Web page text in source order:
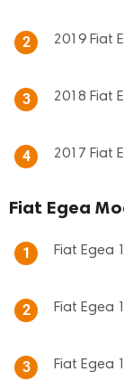
2 2019 Fiat
3 2018 Fiat
4 2017 Fiat
Fiat Egea
1 Fiat Egea
2 Fiat Egea
3 Fiat Egea